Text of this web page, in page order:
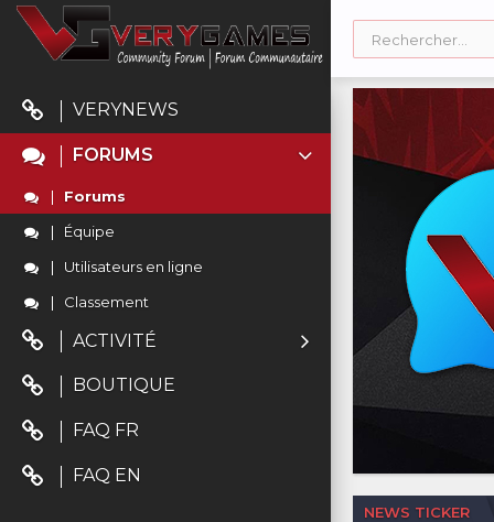
VERYNEWS
FORUMS
Forums
Équipe
Utilisateurs en ligne
Classement
ACTIVITÉ
BOUTIQUE
FAQ FR
FAQ EN
NEWS TICKER